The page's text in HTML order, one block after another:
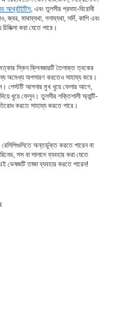
আর্থ্রাইটিস , এবং তুলসীর প্রদাহ-বিরোধী
জ্বর, মাথাব্যথা, গলাব্যথা, সর্দি, কাশি এবং
করা যেতে পারে।
স্কিন ক্লিনজারটি তৈলাক্ত ত্বকের
অমেধ্য অপসারণ করতেও সাহায্য করে।
পেস্টটি আপনার মুখ ধুয়ে ফেলার আগে,
ধুয়ে ফেলুন। তুলসীর শক্তিশালী অ্যান্টি-
করতে সাহায্য করতে পারে।
অন্তর্ভুক্ত করতে পারেন বা
সস বা সালাদে ব্যবহার করা যেতে
ভেষজটি তাজা ব্যবহার করতে পারেন!